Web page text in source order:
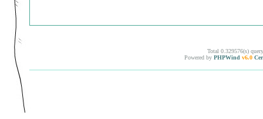
Total 0.329576(s)
Powered by PHPWind v6.0